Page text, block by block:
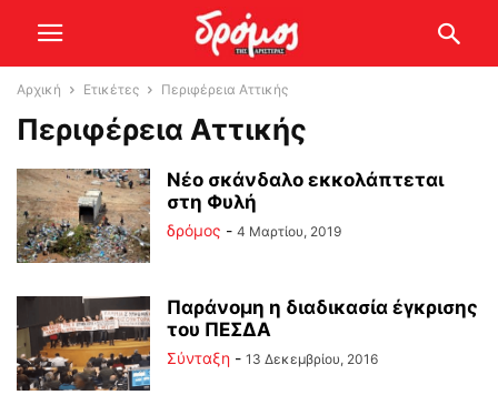
Αρχική Ετικέτες Περιφέρεια Αττικής
Περιφέρεια Αττικής
Νέο σκάνδαλο εκκολάπτεται
στη Φυλή
δρόμος - 4 Μαρτίου, 2019
Παράνομη η διαδικασία έγκρισης
του ΠΕΣΔΑ
Σύνταξη - 13 Δεκεμβρίου, 2016